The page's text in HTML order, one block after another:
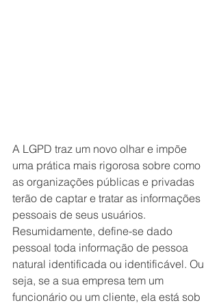
A LGPD traz um novo olhar e impõe
uma prática mais rigorosa sobre como
as organizações públicas e privadas
terão de captar e tratar as informações
pessoais de seus usuários.
Resumidamente, define-se dado
pessoal toda informação de pessoa
natural identificada ou identificável. Ou
seja, se a sua empresa tem um
funcionário ou um cliente, ela está sob